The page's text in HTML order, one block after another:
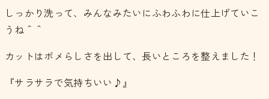
しっかり洗って、みんなみたいにふわふわに仕上げていこ
うね＾＾
カットはポメらしさを出して、長いところを整えました！
『サラサラで気持ちいい♪』